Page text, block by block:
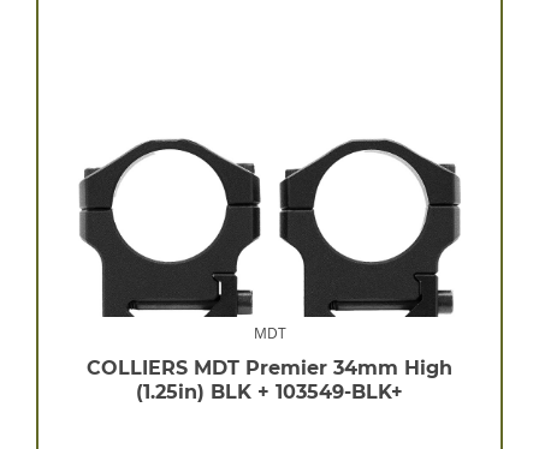
MDT
COLLIERS MDT Premier 34mm High
(1.25in) BLK + 103549-BLK+